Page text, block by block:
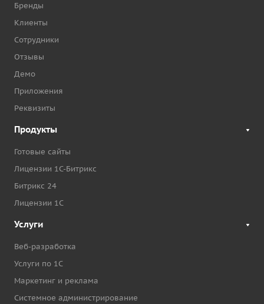
Бренды
Клиенты
Сотрудники
Отзывы
Демо
Приложения
Реквизиты
Продукты
Готовые сайты
Лицензии 1С-Битрикс
Битрикс 24
Лицензии 1С
Услуги
Веб-разработка
Услуги по 1С
Маркетинг и реклама
Системное администрирование